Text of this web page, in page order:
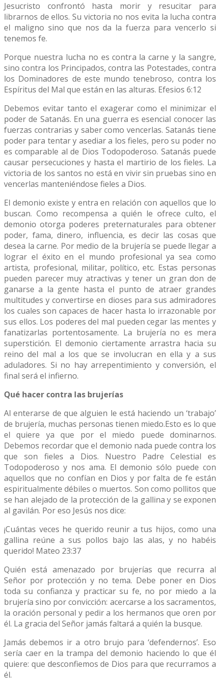
Jesucristo confrontó hasta morir y resucitar para
librarnos de ellos. Su victoria no nos evita la lucha contra
el maligno sino que nos da la fuerza para vencerlo si
tenemos fe.
Porque nuestra lucha no es contra la carne y la sangre,
sino contra los Principados, contra las Potestades, contra
los Dominadores de este mundo tenebroso, contra los
Espíritus del Mal que están en las alturas. Efesios 6:12
Debemos evitar tanto el exagerar como el minimizar el
poder de Satanás. En una guerra es esencial conocer las
fuerzas contrarias y saber como vencerlas. Satanás tiene
poder para tentar y asediar a los fieles, pero su poder no
es comparable al de Dios Todopoderoso. Satanás puede
causar persecuciones y hasta el martirio de los fieles. La
victoria de los santos no está en vivir sin pruebas sino en
vencerlas manteniéndose fieles a Dios.
El demonio existe y entra en relación con aquellos que lo
buscan. Como recompensa a quién le ofrece culto, el
demonio otorga poderes preternaturales para obtener
poder, fama, dinero, influencia, es decir las cosas que
desea la carne. Por medio de la brujería se puede llegar a
lograr el éxito en el mundo profesional ya sea como
artista, profesional, militar, político, etc. Estas personas
pueden parecer muy atractivas y tener un gran don de
ganarse a la gente hasta el punto de atraer grandes
multitudes y convertirse en dioses para sus admiradores
los cuales son capaces de hacer hasta lo irrazonable por
sus ellos. Los poderes del mal pueden cegar las mentes y
fanatizarlas portentosamente. La brujería no es mera
superstición. El demonio ciertamente arrastra hacia su
reino del mal a los que se involucran en ella y a sus
aduladores. Si no hay arrepentimiento y conversión, el
final será el infierno.
Qué hacer contra las brujerías
Al enterarse de que alguien le está haciendo un ‘trabajo’
de brujería, muchas personas tienen miedo.Esto es lo que
el quiere ya que por el miedo puede dominarnos.
Debemos recordar que el demonio nada puede contra los
que son fieles a Dios. Nuestro Padre Celestial es
Todopoderoso y nos ama. El demonio sólo puede con
aquellos que no confían en Dios y por falta de fe están
espiritualmente débiles o muertos. Son como pollitos que
se han alejado de la protección de la gallina y se exponen
al gavilán. Por eso Jesús nos dice:
¡Cuántas veces he querido reunir a tus hijos, como una
gallina reúne a sus pollos bajo las alas, y no habéis
querido! Mateo 23:37
Quién está amenazado por brujerías que recurra al
Señor por protección y no tema. Debe poner en Dios
toda su confianza y practicar su fe, no por miedo a la
brujería sino por convicción: acercarse a los sacramentos,
la oración personal y pedir a los hermanos que oren por
él. La gracia del Señor jamás faltará a quién la busque.
Jamás debemos ir a otro brujo para ‘defendernos’. Eso
sería caer en la trampa del demonio haciendo lo que él
quiere: que desconfiemos de Dios para que recurramos a
él.